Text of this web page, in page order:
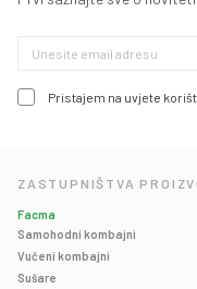
Pristajem na uvjete
ZASTUPNIŠTVA
Facma
Samohodni kombajni
Vučeni kombajni
Sušare